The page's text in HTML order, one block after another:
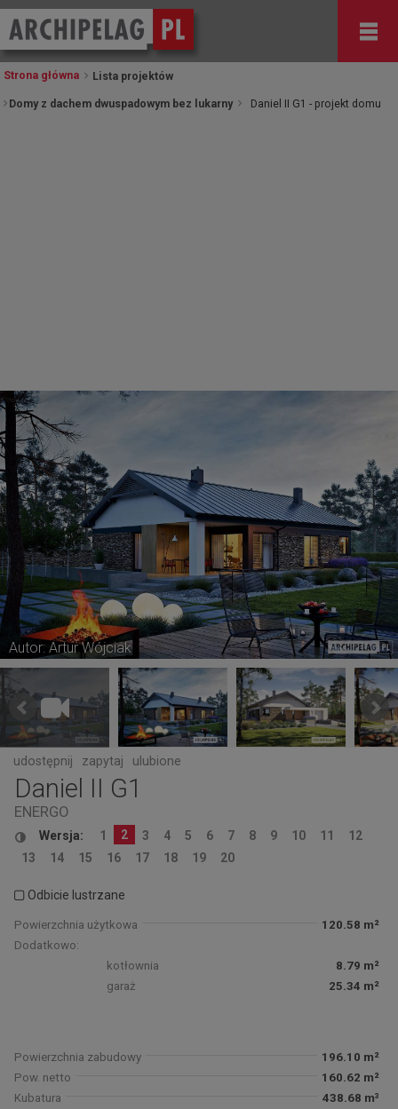
Strona główna Lista projektów
Domy z dachem dwuspadowym bez lukarny Daniel II G1 - projekt domu
Autor: Artur Wójciak
udostępnij zapytaj ulubione
Daniel II G1
ENERGO
Wersja: 1 2 3 4 5 6 7 8 9 10 11
12
13
14 15 16 17 18 19 20
Odbicie lustrzane
Powierzchnia użytkowa
120.58 m²
Dodatkowo:
kotłownia
8.79 m²
garaż
25.34 m²
Powierzchnia zabudowy
196.10 m²
Pow. netto
160.62 m²
Kubatura
438.68 m³